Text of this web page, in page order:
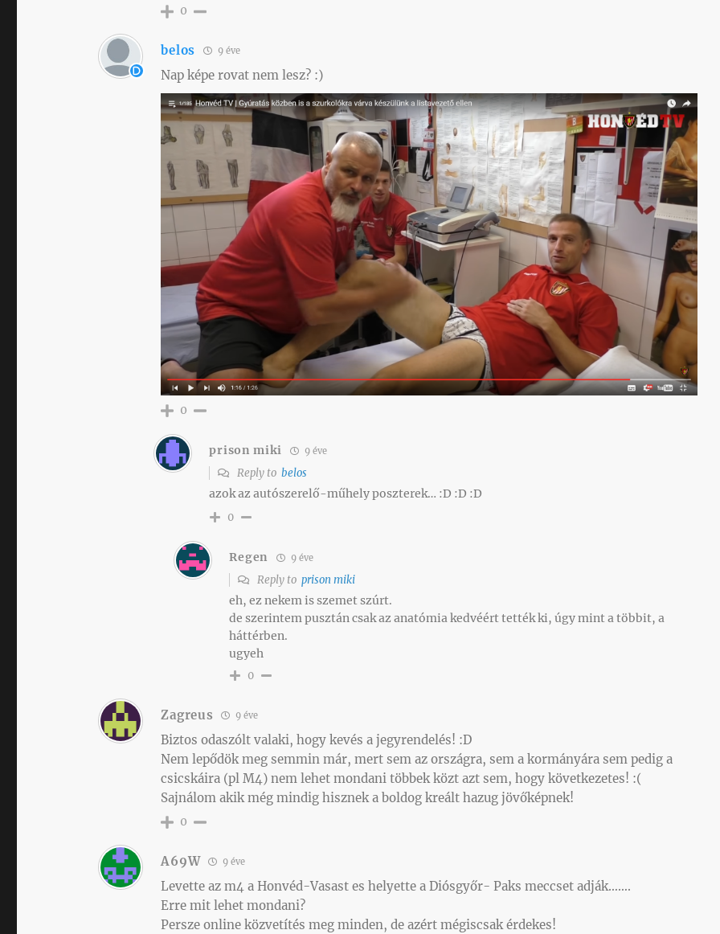
0
belos 9 éve
Nap képe rovat nem lesz? :)
0
prison miki 9 éve
Reply tobelos
azok az autószerelő-műhely poszterek… :D :D :D
0
Regen 9 éve
Reply toprison miki
eh, ez nekem is szemet szúrt.
de szerintem pusztán csak az anatómia kedvéért tették ki, úgy mint a többit, a
háttérben.
ugyeh
0
Zagreus 9 éve
Biztos odaszólt valaki, hogy kevés a jegyrendelés! :D
Nem lepődök meg semmin már, mert sem az országra, sem a kormányára sem pedig a
csicskáira (pl M4) nem lehet mondani többek közt azt sem, hogy következetes! :(
Sajnálom akik még mindig hisznek a boldog kreált hazug jövőképnek!
0
A69W 9 éve
Levette az m4 a Honvéd-Vasast es helyette a Diósgyőr- Paks meccset adják…….
Erre mit lehet mondani?
Persze online közvetítés meg minden, de azért mégiscsak érdekes!